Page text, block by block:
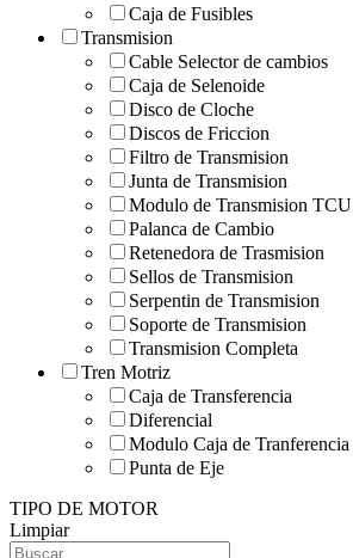
Caja de Fusibles
Transmision
Cable Selector de cambios
Caja de Selenoide
Disco de Cloche
Discos de Friccion
Filtro de Transmision
Junta de Transmision
Modulo de Transmision TCU
Palanca de Cambio
Retenedora de Trasmision
Sellos de Transmision
Serpentin de Transmision
Soporte de Transmision
Transmision Completa
Tren Motriz
Caja de Transferencia
Diferencial
Modulo Caja de Tranferencia
Punta de Eje
TIPO DE MOTOR
Limpiar